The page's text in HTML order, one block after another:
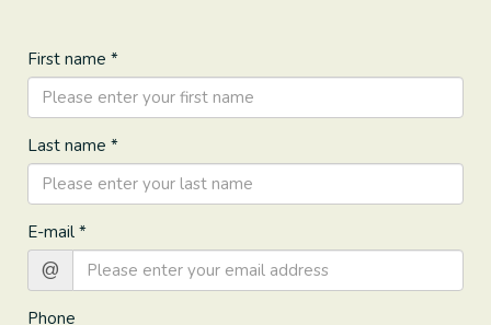
First name *
Last name *
E-mail *
@
Phone